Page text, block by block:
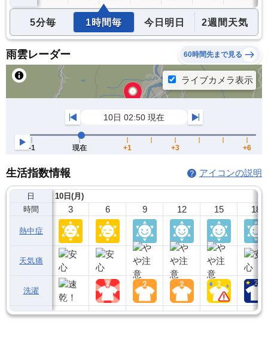
5分毎 1時間毎 今日明日 2週間天気
雨雲レーダー 60時間先まで見る
生活指数情報 アイコンの説明
日
時間
熱中症
天気痛
洗濯
10日(月)
3 6 9 12 15 18